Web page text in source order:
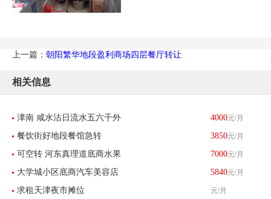
上一篇： 朝阳繁华地段盈利商场四层餐厅转让
相关信息
津南 咸水沽日流水五六千外
卖餐馆带生意转让 酒楼餐饮
4000元/月
餐饮街好地段餐馆急转 3850元/月
可空转 河东真理道底商水果
店刨冰店转让
7000元/月
大学城小区底商汽车美容店
转让
5840元/月
求租天津夜市摊位 元/月